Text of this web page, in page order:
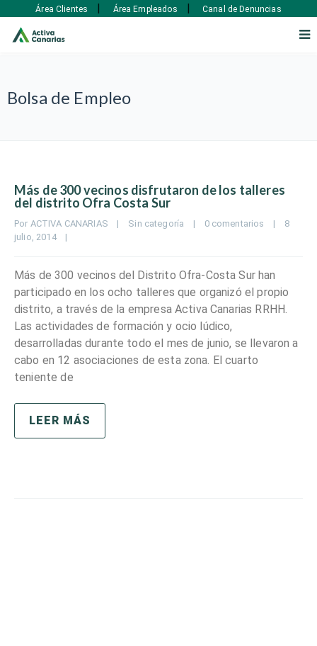
Bolsa de Empleo
Más de 300 vecinos disfrutaron de los talleres
del distrito Ofra Costa Sur
Por ACTIVA CANARIAS | Sin categoría | 0 comentarios |
8
julio, 2014 |
Más de 300 vecinos del Distrito Ofra-Costa Sur han
participado en los ocho talleres que organizó el propio
distrito, a través de la empresa Activa Canarias RRHH.
Las actividades de formación y ocio lúdico,
desarrolladas durante todo el mes de junio, se llevaron a
cabo en 12 asociaciones de esta zona. El cuarto
teniente de
LEER MÁS
Área Clientes | Área Empleados | Canal de Denuncias